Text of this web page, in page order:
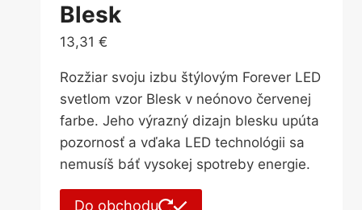
Blesk
13,31 €
Rozžiar svoju izbu štýlovým Forever LED
svetlom vzor Blesk v neónovo červenej
farbe. Jeho výrazný dizajn blesku upúta
pozornosť a vďaka LED technológii sa
nemusíš báť vysokej spotreby energie.
Do obchodu